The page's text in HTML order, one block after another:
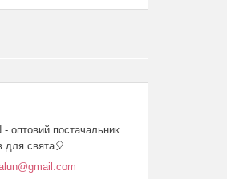
- оптовий постачальник
для свята🎈